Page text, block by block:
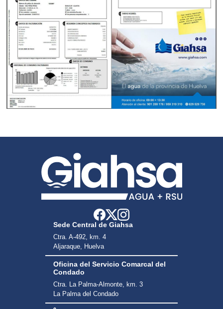
Sede Central de Giahsa
Ctra. A-492, km. 4
Aljaraque, Huelva
Oficina del Servicio Comarcal del
Condado
Ctra. La Palma-Almonte, km. 3
La Palma del Condado